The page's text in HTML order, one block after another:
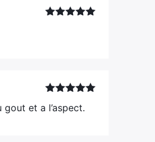
5
et a l’aspect.